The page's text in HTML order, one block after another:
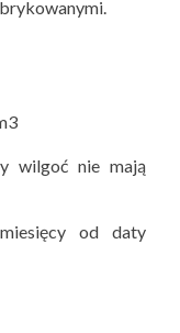
wilgoć nie mają
od daty